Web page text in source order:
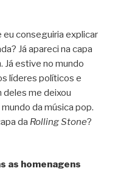
eu conseguiria explicar
Já apareci na capa
estive no mundo
líderes políticos e
deles me deixou
da música pop.
da Rolling Stone?
as homenagens